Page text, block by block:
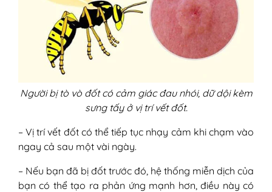
Người bị tò vò đốt có cảm giác đau nhói, dữ dội kèm
sưng tấy ở vị trí vết đốt.
– Vị trí vết đốt có thể tiếp tục nhạy cảm khi chạm vào
ngay cả sau một vài ngày.
– Nếu bạn đã bị đốt trước đó, hệ thống miễn dịch của
bạn có thể tạo ra phản ứng mạnh hơn, điều này có